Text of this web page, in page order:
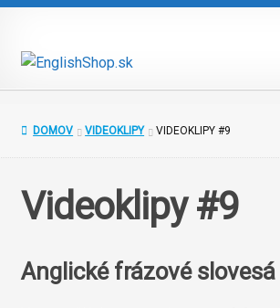
na
navigáciu
na
obsah
Testy a cvičenia
DOMOV VIDEOKLIPY VIDEOKLIPY #9
Videoklipy #9
Anglické frázové slovesá